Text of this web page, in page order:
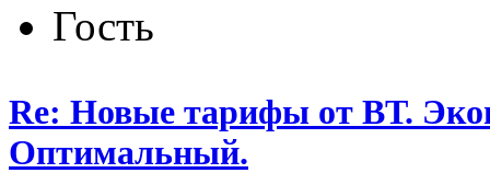
Гость
Re: Новые тарифы от ВТ.
Оптимальный.